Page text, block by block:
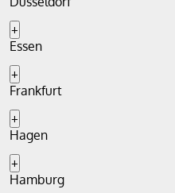
+
Essen
+
Frankfurt
+
Hagen
+
Hamburg